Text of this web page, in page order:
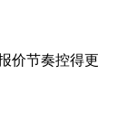
价节奏控得更